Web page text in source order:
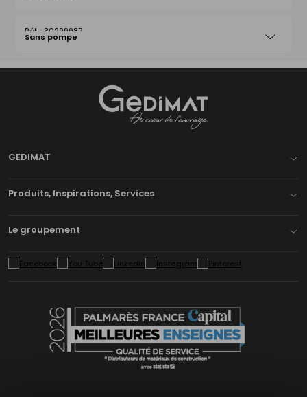
30299987
Sans pompe
GEDIMAT
Produits, Inspirations, Services
Le groupement